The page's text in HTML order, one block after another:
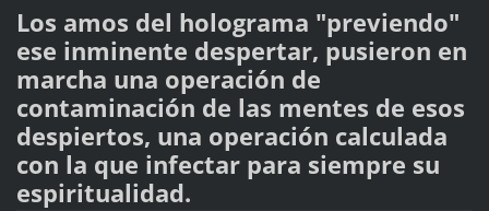
Los amos del holograma "previendo"
ese inminente despertar, pusieron en
marcha una operación de
contaminación de las mentes de esos
despiertos, una operación calculada
con la que infectar para siempre su
espiritualidad.